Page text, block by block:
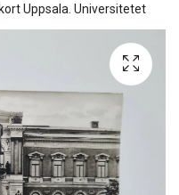
Uppsala. Universitetet